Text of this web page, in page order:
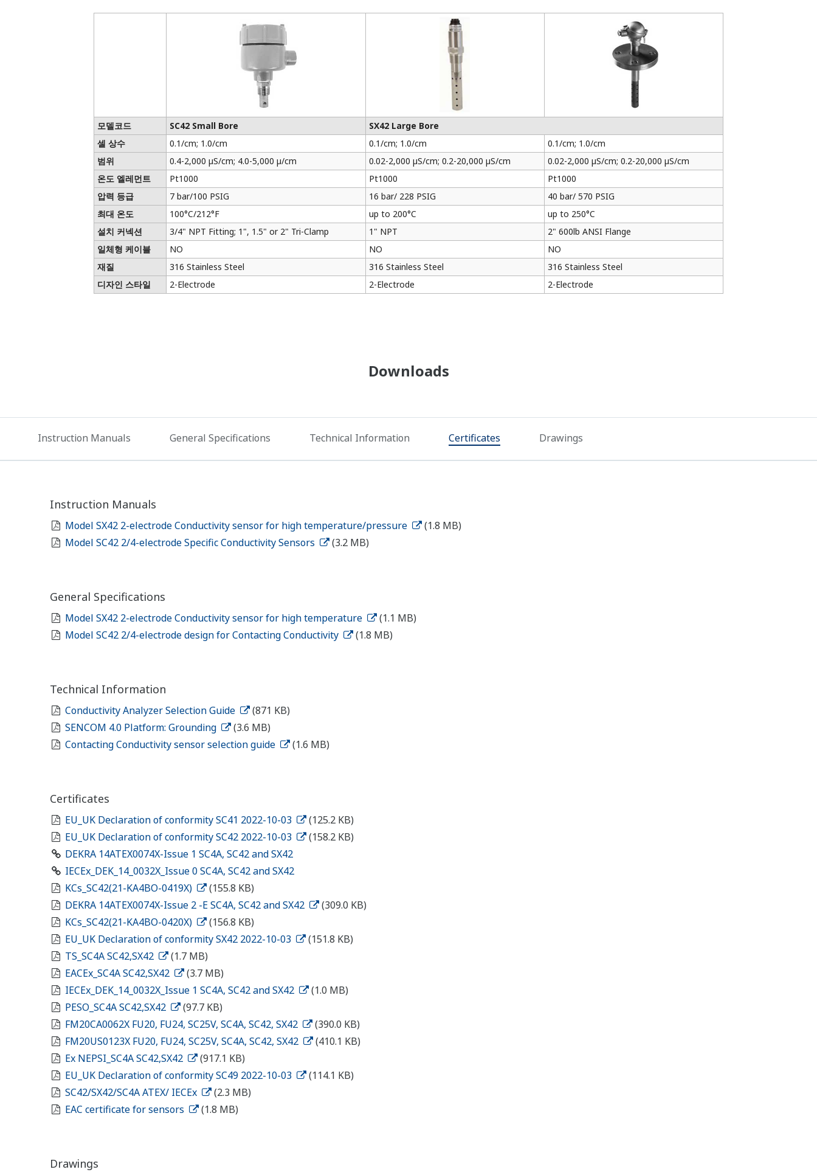
모델코드 SC42 Small Bore
SX42 Large Bore
셀 상수
0.1/cm; 1.0/cm 0.1/cm; 1.0/cm
0.1/cm; 1.0/cm
범위
0.4-2,000 µS/cm; 4.0-5,000 µ/cm 0.02-2,000 µS/cm; 0.2-20,000 µS/cm
0.02-2,000 µS/cm; 0.2-20,000 µS/cm
온도 엘레먼트
Pt1000 Pt1000
Pt1000
압력 등급
7 bar/100 PSIG 16 bar/ 228 PSIG
40 bar/ 570 PSIG
최대 온도
100°C/212°F up to 200°C
up to 250°C
설치 커넥션
3/4" NPT Fitting; 1", 1.5" or 2" Tri-Clamp 1" NPT
2" 600lb ANSI Flange
일체형 케이블
NO NO
NO
재질
316 Stainless Steel 316 Stainless Steel
316 Stainless Steel
디자인 스타일
2-Electrode 2-Electrode 2-Electrode
Downloads
Instruction Manuals General Specifications Technical Information Certificates Drawings
Instruction Manuals
Model SX42 2-electrode Conductivity sensor for high temperature/pressure
(1.8 MB)
Model SC42 2/4-electrode Specific Conductivity Sensors
(3.2 MB)
General Specifications
Model SX42 2-electrode Conductivity sensor for high temperature
(1.1 MB)
Model SC42 2/4-electrode design for Contacting Conductivity
(1.8 MB)
Technical Information
Conductivity Analyzer Selection Guide
(871 KB)
SENCOM 4.0 Platform: Grounding
(3.6 MB)
Contacting Conductivity sensor selection guide
(1.6 MB)
Certificates
EU_UK Declaration of conformity SC41 2022-10-03
(125.2 KB)
EU_UK Declaration of conformity SC42 2022-10-03
(158.2 KB)
DEKRA 14ATEX0074X-Issue 1 SC4A, SC42 and SX42
IECEx_DEK_14_0032X_Issue 0 SC4A, SC42 and SX42
KCs_SC42(21-KA4BO-0419X)
(155.8 KB)
DEKRA 14ATEX0074X-Issue 2 -E SC4A, SC42 and SX42
(309.0 KB)
KCs_SC42(21-KA4BO-0420X)
(156.8 KB)
EU_UK Declaration of conformity SX42 2022-10-03
(151.8 KB)
TS_SC4A SC42,SX42
(1.7 MB)
EACEx_SC4A SC42,SX42
(3.7 MB)
IECEx_DEK_14_0032X_Issue 1 SC4A, SC42 and SX42
(1.0 MB)
PESO_SC4A SC42,SX42
(97.7 KB)
FM20CA0062X FU20, FU24, SC25V, SC4A, SC42, SX42
(390.0 KB)
FM20US0123X FU20, FU24, SC25V, SC4A, SC42, SX42
(410.1 KB)
Ex NEPSI_SC4A SC42,SX42
(917.1 KB)
EU_UK Declaration of conformity SC49 2022-10-03
(114.1 KB)
SC42/SX42/SC4A ATEX/ IECEx
(2.3 MB)
EAC certificate for sensors
(1.8 MB)
Drawings